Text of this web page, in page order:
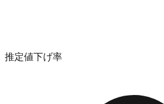
推定値下げ率